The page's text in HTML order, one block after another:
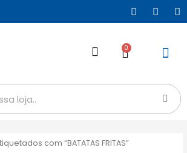
0
com “BATATAS FRITAS”